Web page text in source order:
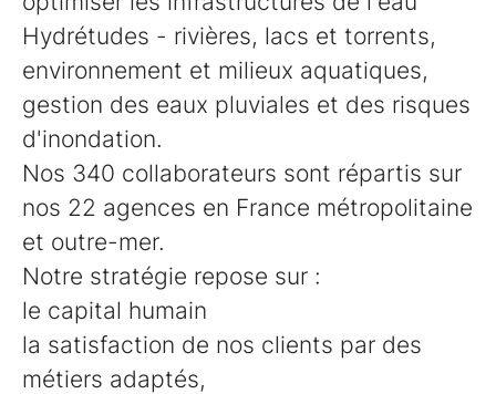
Hydrétudes - rivières, lacs et torrents,
environnement et milieux aquatiques,
gestion des eaux pluviales et des risques
d'inondation.
Nos 340 collaborateurs sont répartis sur
nos 22 agences en France métropolitaine
et outre-mer.
Notre stratégie repose sur :
le capital humain
la satisfaction de nos clients par des
métiers adaptés,